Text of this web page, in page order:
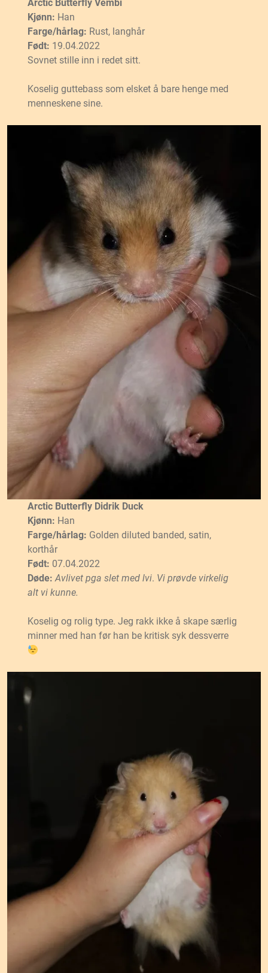
Arctic Butterfly Vembi
Kjønn: Han
Farge/hårlag: Rust, langhår
Født: 19.04.2022
Sovnet stille inn i redet sitt.
Koselig guttebass som elsket å bare henge med
menneskene sine.
Arctic Butterfly Didrik Duck
Kjønn: Han
Farge/hårlag: Golden diluted banded, satin,
korthår
Født: 07.04.2022
Døde:Avlivet pga slet med lvi. Vi prøvde virkelig
alt vi kunne.
Koselig og rolig type. Jeg rakk ikke å skape særlig
minner med han før han be kritisk syk dessverre